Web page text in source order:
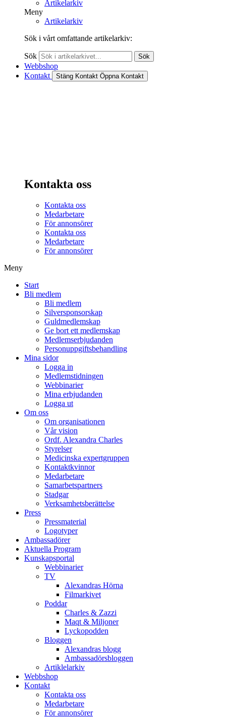
Artikelarkiv
Meny
Artikelarkiv
Sök i vårt omfattande artikelarkiv:
Sök Sök
Webbshop
Kontakt
Stäng Kontakt Öppna Kontakt
Kontakta oss
Kontakta oss
Medarbetare
För annonsörer
Kontakta oss
Medarbetare
För annonsörer
Meny
Start
Bli medlem
Bli medlem
Silversponsorskap
Guldmedlemskap
Ge bort ett medlemskap
Medlemserbjudanden
Personuppgiftsbehandling
Mina sidor
Logga in
Medlemstidningen
Webbinarier
Mina erbjudanden
Logga ut
Om oss
Om organisationen
Vår vision
Ordf. Alexandra Charles
Styrelser
Medicinska expertgruppen
Kontaktkvinnor
Medarbetare
Samarbetspartners
Stadgar
Verksamhetsberättelse
Press
Pressmaterial
Logotyper
Ambassadörer
Aktuella Program
Kunskapsportal
Webbinarier
TV
Alexandras Hörna
Filmarkivet
Poddar
Charles & Zazzi
Maqt & Miljoner
Lyckopodden
Bloggen
Alexandras blogg
Ambassadörsbloggen
Artiklelarkiv
Webbshop
Kontakt
Kontakta oss
Medarbetare
För annonsörer